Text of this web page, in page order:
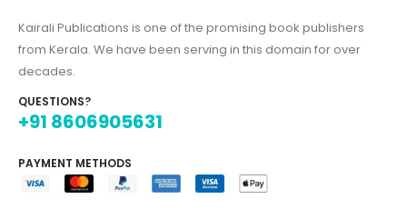
Kairali Publications is one of the promising book publishers
from Kerala. We have been serving in this domain for over
decades.
QUESTIONS?
+91 8606905631
PAYMENT METHODS